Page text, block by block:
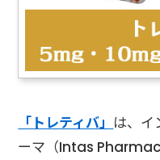
「トレティバ」 は、イ
ーマ（Intas